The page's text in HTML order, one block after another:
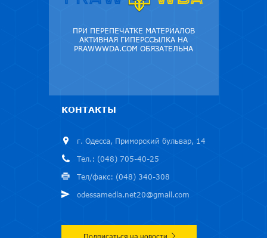
ПРИ ПЕРЕПЕЧАТКЕ МАТЕРИАЛОВ
АКТИВНАЯ ГИПЕРССЫЛКА НА
PRAWWWDA.COM ОБЯЗАТЕЛЬНА
КОНТАКТЫ
г. Одесса, Приморский бульвар, 14
Тел.: (048) 705-40-25
Тел/факс: (048) 340-308
odessamedia.net20@gmail.com